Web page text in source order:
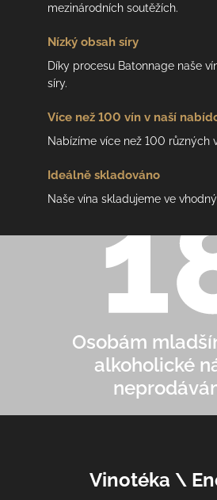
mezinárodních soutěžích.
Nízký obsah síry
Díky procesu Batonnage naše
síry.
Více než 100 vín v naší
Nabízíme více než 100 různých
Ideálně skladováno
Naše vína skladujeme ve
Osobám
alkoholické
Vinotéka \